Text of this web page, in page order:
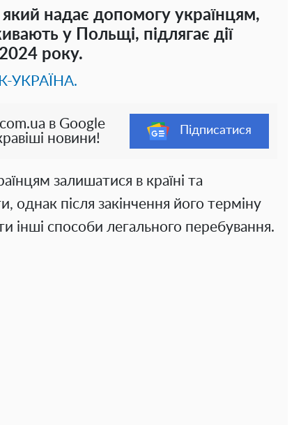
надає допомогу українцям,
у Польщі, підлягає дії
року.
УКРАЇНА.
в Google
новини!
Підписатися
залишатися в країні та
однак після закінчення його терміну
інші способи легального перебування.